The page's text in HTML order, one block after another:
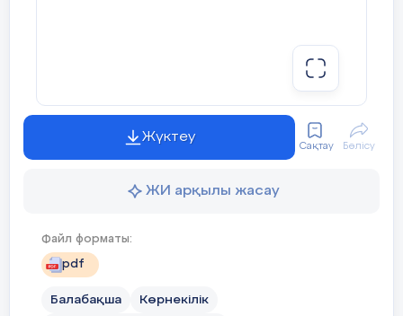
Жүктеу
Сақтау Бөлісу
ЖИ арқылы жасау
Файл форматы:
pdf
Балабақша Көрнекілік